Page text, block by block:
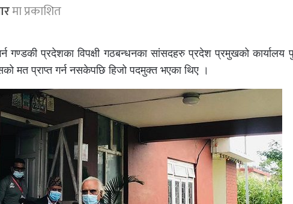
मा प्रकाशित
गण्डकी प्रदेशका विपक्षी गठबन्धनका सांसदहरु प्रदेश प्रमुखको कार्यालय
मत प्राप्त गर्न नसकेपछि हिजो पदमुक्त भएका थिए ।